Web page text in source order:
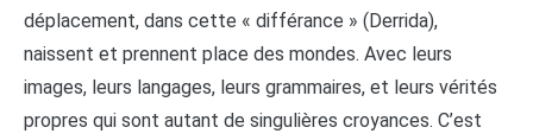
déplacement, dans cette « différance » (Derrida),
naissent et prennent place des mondes. Avec leurs
images, leurs langages, leurs grammaires, et leurs vérités
propres qui sont autant de singulières croyances. C’est